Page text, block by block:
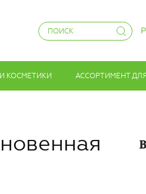
КОСМЕТИКИ АССОРТИМЕНТ